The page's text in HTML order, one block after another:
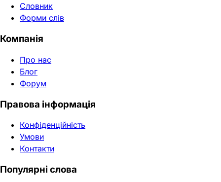
Словник
Форми слів
Компанія
Про нас
Блог
Форум
Правова інформація
Конфіденційність
Умови
Контакти
Популярні слова